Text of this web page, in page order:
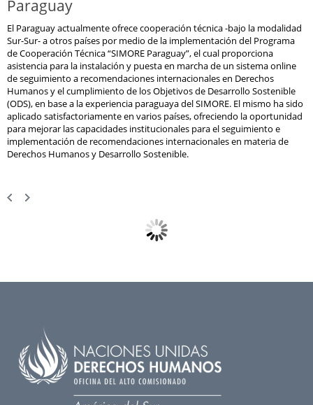
Paraguay
El Paraguay actualmente ofrece cooperación técnica -bajo la modalidad
Sur-Sur- a otros países por medio de la implementación del Programa
de Cooperación Técnica “SIMORE Paraguay”, el cual proporciona
asistencia para la instalación y puesta en marcha de un sistema online
de seguimiento a recomendaciones internacionales en Derechos
Humanos y el cumplimiento de los Objetivos de Desarrollo Sostenible
(ODS), en base a la experiencia paraguaya del SIMORE. El mismo ha sido
aplicado satisfactoriamente en varios países, ofreciendo la oportunidad
para mejorar las capacidades institucionales para el seguimiento e
implementación de recomendaciones internacionales en materia de
Derechos Humanos y Desarrollo Sostenible.